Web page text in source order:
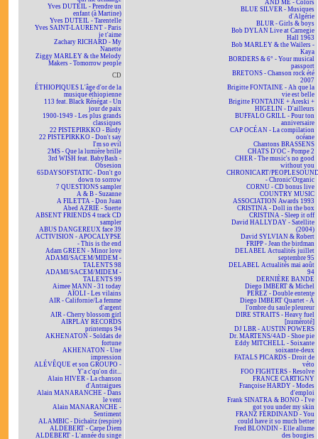
Yves DUTEIL - Prendre un
enfant (à Martine)
Yves DUTEIL - Tarentelle
Yves SAINT-LAURENT - Paris
je t'aime
Zachary RICHARD - My
Nanette
Ziggy MARLEY & the Melody
Makers - Tomorrow people
CD
ÉTHIOPIQUES L'âge d'or de la
musique éthiopienne
113 feat. Black Rénégat - Un
jour de paix
1900-1949 - Les plus grands
classiques
22 PISTEPIRKKO - Birdy
22 PISTEPIRKKO - Don't say
I'm so evil
2MS - Que la lumière brille
3rd WISH feat. BabyBash -
Obsesion
65DAYSOFSTATIC - Don't go
down to sorrow
7 QUESTIONS sampler
A & B - Suzanne
A FILETTA - Don Juan
Abed AZRIÉ - Suerte
ABSENT FRIENDS 4 track CD
sampler
ABUS DANGEREUX face 39
ACTIVISION - APOCALYPSE
- This is the end
Adam GREEN - Minor love
ADAMI/SACEM/MIDEM -
TALENTS 98
ADAMI/SACEM/MIDEM -
TALENTS 99
Aimee MANN - 31 today
AÏOLI - Les vilains
AIR - Californie/La femme
d'argent
AIR - Cherry blossom girl
AIRPLAY RECORDS
printemps 94
AKHENATON - Soldats de
fortune
AKHENATON - Une
impression
ALÉVÊQUE et son GROUPO -
Y'a c'qu'on dit...
Alain HIVER - La chanson
d'Antraigues
Alain MANARANCHE - Dans
le vent
Alain MANARANCHE -
Sentiment
ALAMBIC - Dichaïtz (respire)
ALDEBERT - Carpe Diem
ALDEBERT - L'année du singe
AND ME - Colors
BLUE SILVER - Musiques
d'Algérie
BLUR - Girls & boys
Bob DYLAN Live at Carnegie
Hall 1963
Bob MARLEY & the Wailers -
Kaya
BORDERS & 6° - Your musical
passport
BRETONS - Chanson rock été
2007
Brigitte FONTAINE - Ah que la
vie est belle
Brigitte FONTAINE + Areski +
HIGELIN - D'ailleurs
BUFFALO GRILL - Pour ton
anniversaire
CAP OCÉAN - La compilation
océane
Chantons BRASSENS
CHATS D'OC - Pompe 2
CHER - The music's no good
without you
CHRONICART/
- Chronic'Organic
CORNU - CD bonus live
COUNTRY MUSIC
ASSOCIATION Awards 1993
CRISTINA - Doll in the box
CRISTINA - Sleep it off
David HALLYDAY - Satellite
(2004)
David SYLVIAN & Robert
FRIPP - Jean the birdman
DELABEL Actualités juillet
septembre 95
DELABEL Actualités mai août
94
DERNIÈRE BANDE
Diego IMBERT & Michel
PEREZ - Double entente
Diego IMBERT Quartet - À
l'ombre du saule pleureur
DIRE STRAITS - Heavy fuel
[numéroté]
DJ LBR - AUSTIN POWERS
Dr. MARTENS/4AD - Shoe pie
Eddy MITCHELL - Soixante
soixante-deux
FATALS PICARDS - Droit de
véto
FOO FIGHTERS - Resolve
FRANCE CARTIGNY
Françoise HARDY - Modes
d'emploi
Frank SINATRA & BONO - I've
got you under my skin
FRANZ FERDINAND - You
could have it so much better
Fred BLONDIN - Elle allume
des bougies